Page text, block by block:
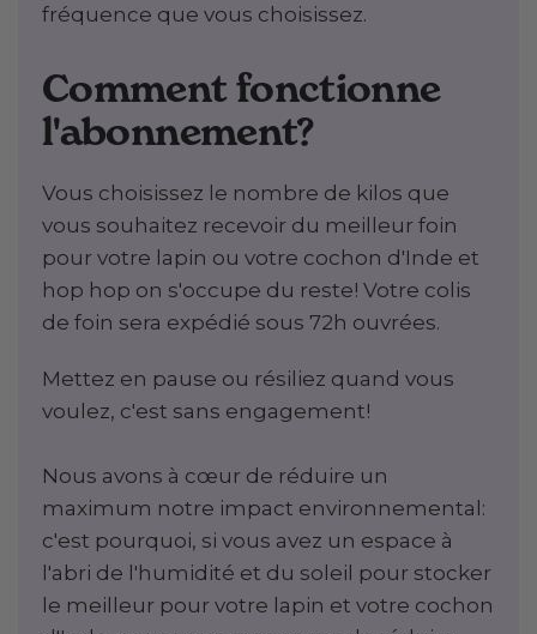
fréquence que vous choisissez.
Comment fonctionne
l'abonnement?
Vous choisissez le nombre de kilos que
vous souhaitez recevoir du meilleur foin
pour votre lapin ou votre cochon d'Inde et
hop hop on s'occupe du reste! Votre colis
de foin sera expédié sous 72h ouvrées.
Mettez en pause ou résiliez quand vous
voulez, c'est sans engagement!
Nous avons à cœur de réduire un
maximum notre impact environnemental:
c'est pourquoi, si vous avez un espace à
l'abri de l'humidité et du soleil pour stocker
le meilleur pour votre lapin et votre cochon